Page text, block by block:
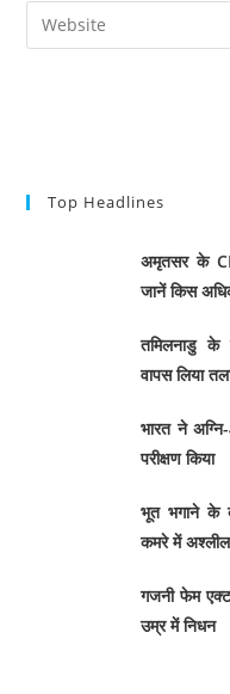
Top Headlines
अमृतसर के
जानें किस
तमिलनाडु के
वापस लिया
भारत ने
परीक्षण किया
भूत भगाने के
कमरे में
गजनी फेम
उम्र में निधन